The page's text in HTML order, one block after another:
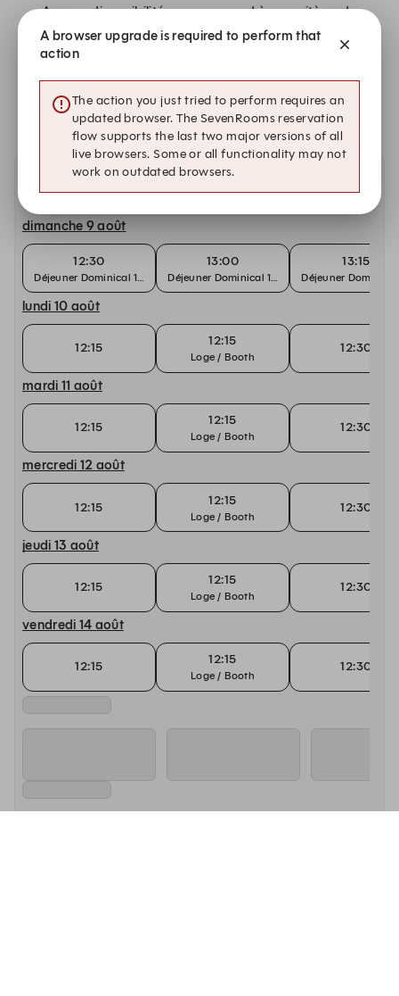
Aucune disponibilité ne correspond à vos critères de
recherche.
Demande en liste d’attente
dimanche 9 août
12:30
Déjeuner Dominical 160€
13:00
Déjeuner Dominical 160€
13:15
Déjeuner
lundi 10 août
12:15 12:15
Loge / Booth
12:30
mardi 11 août
12:15 12:15
Loge / Booth
12:30
mercredi 12 août
12:15 12:15
Loge / Booth
12:30
jeudi 13 août
12:15 12:15
Loge / Booth
12:30
vendredi 14 août
12:15 12:15
Loge / Booth
12:30
A browser upgrade is required to perform that
action
The action you just tried to perform requires an
updated browser. The SevenRooms reservation
flow supports the last two major versions of all
live browsers. Some or all functionality may not
work on outdated browsers.